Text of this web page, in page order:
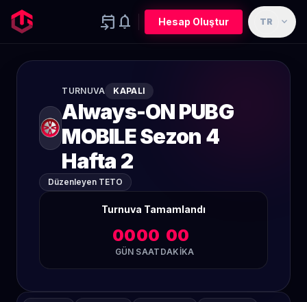
event_upcoming notifications Hesap Oluştur TR expand_more
TURNUVA KAPALI
Always-ON PUBG
MOBILE Sezon 4
Hafta 2
Düzenleyen TETO
Turnuva Tamamlandı
00
GÜN
00
SAAT
00
DAKIKA